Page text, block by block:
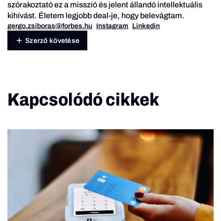
szórakoztató ez a misszió és jelent állandó intellektuális
kihívást. Életem legjobb deal-je, hogy belevágtam.
gergo.zsiboras@forbes.hu Instagram Linkedin
Szerző követése
Kapcsolódó cikkek